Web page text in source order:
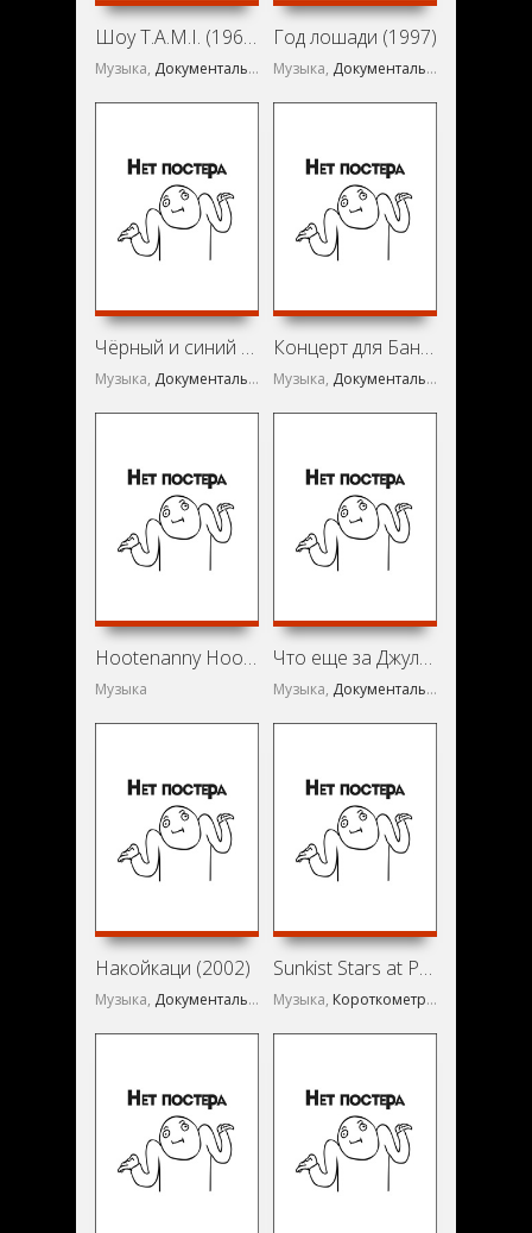
Шоу T.A.M.I. (1964)
Музыка, Документальный
Год лошади (1997)
Музыка, Документальный
Чёрный и синий (1981)
Музыка, Документальный
Концерт для Бангладеш (1972)
Музыка, Документальный
Hootenanny Hoot (1963)
Музыка
Что еще за Джульетта? (1997)
Музыка, Документальный
Накойкаци (2002)
Музыка, Документальный
Sunkist Stars at Palm Springs (1936)
Музыка, Короткометражка